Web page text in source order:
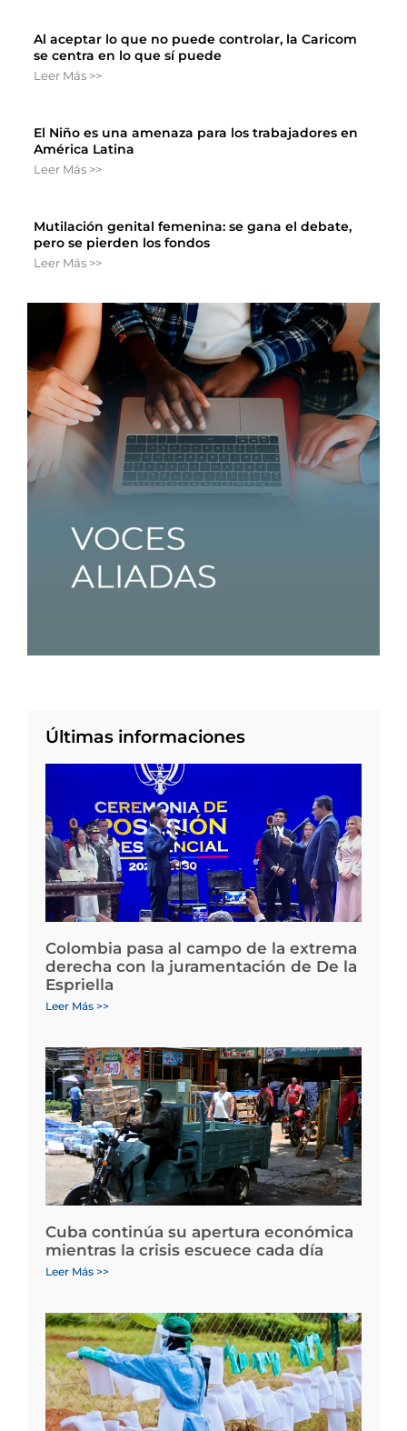
Al aceptar lo que no puede controlar, la Caricom
se centra en lo que sí puede
Leer Más >>
El Niño es una amenaza para los trabajadores en
América Latina
Leer Más >>
Mutilación genital femenina: se gana el debate,
pero se pierden los fondos
Leer Más >>
Últimas informaciones
Colombia pasa al campo de la extrema
derecha con la juramentación de De la
Espriella
Leer Más >>
Cuba continúa su apertura económica
mientras la crisis escuece cada día
Leer Más >>